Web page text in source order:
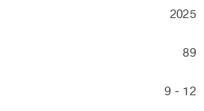
2025
89
9 - 12